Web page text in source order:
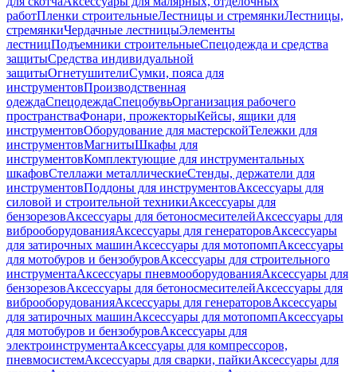
работПленки строительныеЛестницы и стремянкиЛестницы,
стремянкиЧердачные лестницыЭлементы
лестницПодъемники строительныеСпецодежда и средства
защитыСредства индивидуальной
защитыОгнетушителиСумки, пояса для
инструментовПроизводственная
одеждаСпецодеждаСпецобувьОрганизация рабочего
пространстваФонари, прожекторыКейсы, ящики для
инструментовОборудование для мастерскойТележки для
инструментовМагнитыШкафы для
инструментовКомплектующие для инструментальных
шкафовСтеллажи металлическиеСтенды, держатели для
инструментовПоддоны для инструментовАксессуары для
силовой и строительной техникиАксессуары для
бензорезовАксессуары для бетоносмесителейАксессуары для
виброоборудованияАксессуары для генераторовАксессуары
для затирочных машинАксессуары для мотопомпАксессуары
для мотобуров и бензобуровАксессуары для строительного
инструментаАксессуары пневмооборудованияАксессуары для
бензорезовАксессуары для бетоносмесителейАксессуары для
виброоборудованияАксессуары для генераторовАксессуары
для затирочных машинАксессуары для мотопомпАксессуары
для мотобуров и бензобуровАксессуары для
электроинструментаАксессуары для компрессоров,
пневмосистемАксессуары для сварки, пайкиАксессуары для